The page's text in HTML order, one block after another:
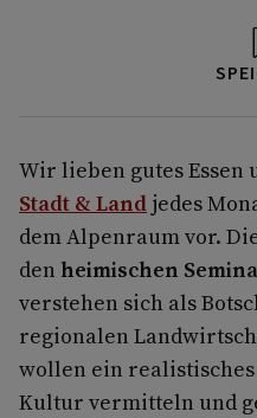
Wir lieben gutes Essen
Stadt & Land jedes
dem Alpenraum vor.
den heimischen
verstehen sich als
regionalen
wollen ein
Kultur vermitteln und